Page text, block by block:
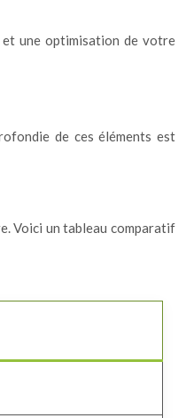
et une optimisation de votre
de ces éléments est
Voici un tableau comparatif